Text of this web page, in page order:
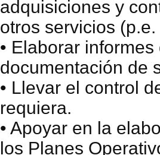
adquisiciones y
otros servicios
• Elaborar
documentación de
• Llevar el control
requiera.
• Apoyar en la
los Planes